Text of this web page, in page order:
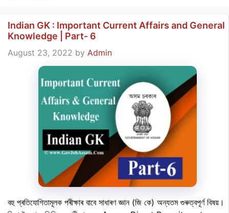
Indian GK : Important Current Affairs and General
Knowledge | Part- 6
August 23, 2022 by Admin
বহু প্ৰতিযোগিতামূলক পৰীক্ষাৰ বাবে সাধাৰণ জ্ঞান (জি কে) অন্যতম গুৰুত্বপূৰ্ণ বিষয়।